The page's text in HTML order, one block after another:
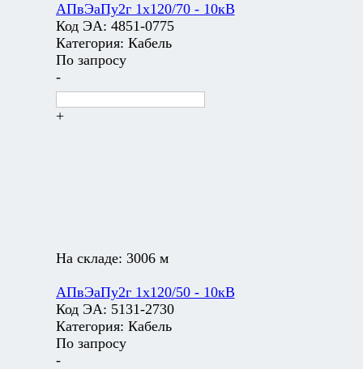
АПвЭаПу2г 1х120/70 - 10кВ
Код ЭА: 4851-0775
Категория: Кабель
По запросу
-
+
На складе: 3006 м
АПвЭаПу2г 1х120/50 - 10кВ
Код ЭА: 5131-2730
Категория: Кабель
По запросу
-